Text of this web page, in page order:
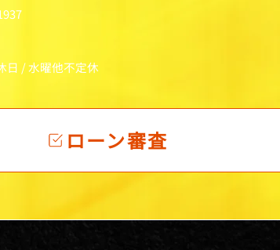
ローン審査
/ 水曜他不定休